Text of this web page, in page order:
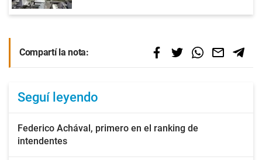
Compartí la nota:
Seguí leyendo
Federico Achával, primero en el ranking de
intendentes